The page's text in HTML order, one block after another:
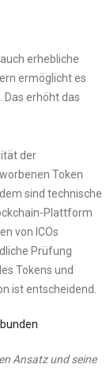
erhebliche
ermöglicht es
Das erhöht das
der
Token
sind technische
Plattform
von ICOs
Prüfung
Tokens und
ist entscheidend.
Ansatz und seine